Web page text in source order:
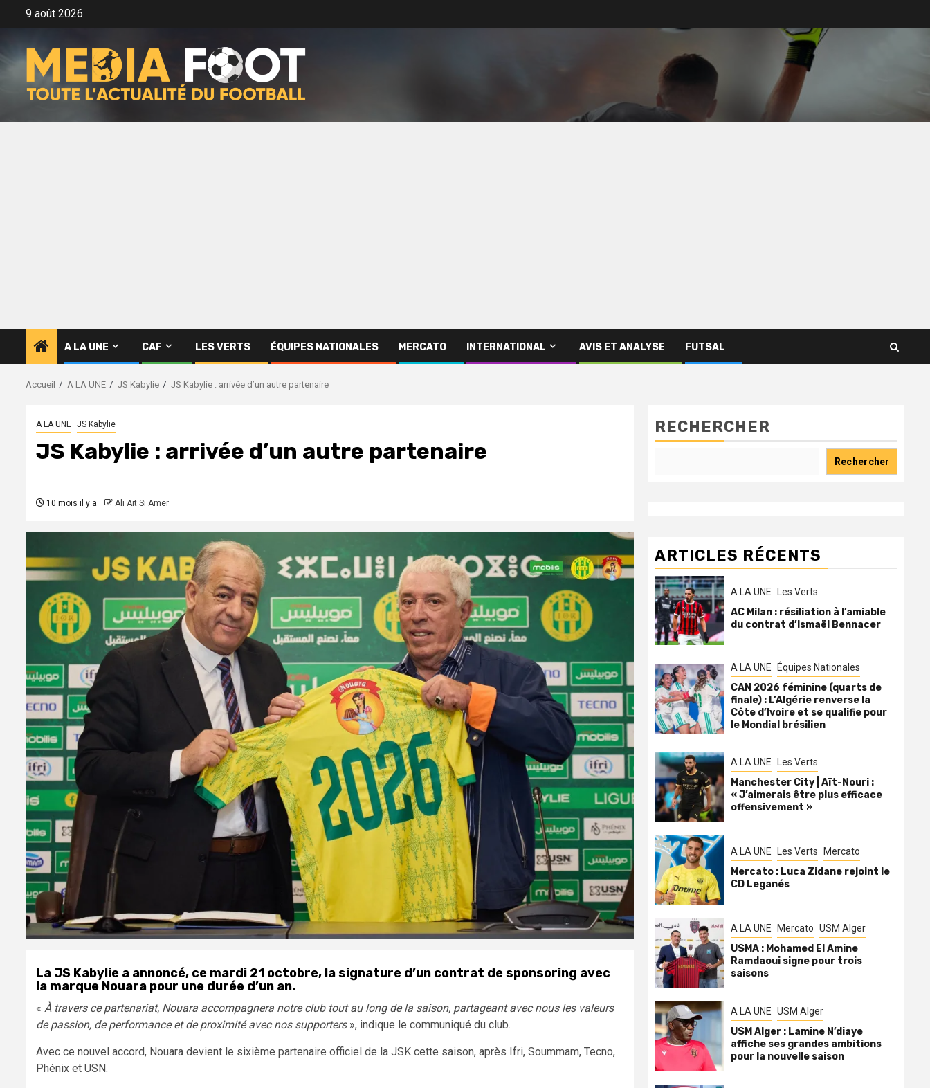
9 août 2026
A LA UNE CAF LES VERTS ÉQUIPES NATIONALES MERCATO INTERNATIONAL AVIS ET ANALYSE FUTSAL
Accueil A LA UNE JS Kabylie JS Kabylie : arrivée d’un autre partenaire
A LA UNE JS Kabylie
JS Kabylie : arrivée d’un autre partenaire
10 mois il y a Ali Ait Si Amer
La JS Kabylie a annoncé, ce mardi 21 octobre, la signature d’un contrat de sponsoring avec
la marque Nouara pour une durée d’un an.
« À travers ce partenariat, Nouara accompagnera notre club tout au long de la saison, partageant avec nous les valeurs
de passion, de performance et de proximité avec nos supporters», indique le communiqué du club.
Avec ce nouvel accord, Nouara devient le sixième partenaire officiel de la JSK cette saison, après Ifri, Soummam, Tecno,
Phénix et USN.
RECHERCHER
Rechercher
ARTICLES RÉCENTS
A LA UNE Les Verts
AC Milan : résiliation à l’amiable
du contrat d’Ismaël Bennacer
A LA UNE Équipes Nationales
CAN 2026 féminine (quarts de
finale) : L’Algérie renverse la
Côte d’Ivoire et se qualifie pour
le Mondial brésilien
A LA UNE Les Verts
Manchester City | Aït-Nouri :
« J’aimerais être plus efficace
offensivement »
A LA UNE Les Verts Mercato
Mercato : Luca Zidane rejoint le
CD Leganés
A LA UNE Mercato USM Alger
USMA : Mohamed El Amine
Ramdaoui signe pour trois
saisons
A LA UNE USM Alger
USM Alger : Lamine N’diaye
affiche ses grandes ambitions
pour la nouvelle saison